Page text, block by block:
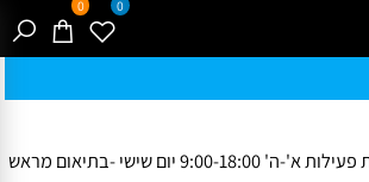
ה' 9:00-18:00 יום שישי -בתיאום מראש
0 0